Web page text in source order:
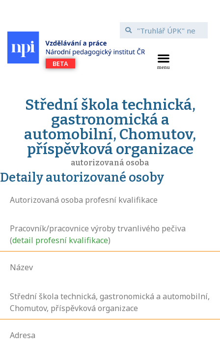
Střední škola technická,
gastronomická a
automobilní, Chomutov,
příspěvková organizace
autorizovaná osoba
Detaily autorizované osoby
Autorizovaná osoba profesní kvalifikace
Pracovník/pracovnice výroby trvanlivého pečiva
(detail profesní kvalifikace)
Název
Střední škola technická, gastronomická a automobilní,
Chomutov, příspěvková organizace
Adresa